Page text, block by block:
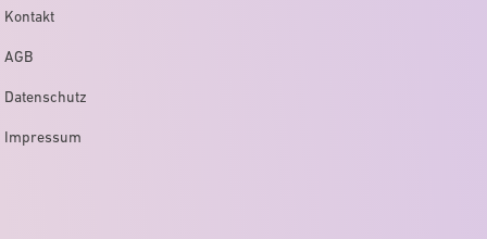
Kontakt
AGB
Datenschutz
Impressum